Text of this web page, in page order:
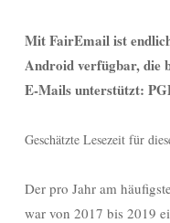
Mit FairEmail ist
Android verfügbar, die
E-Mails unterstützt:
Geschätzte Lesezeit für
Der pro Jahr am
war von 2017 bis 2019